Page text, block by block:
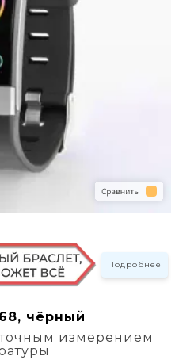
Подробнее
чёрный
точным измерением